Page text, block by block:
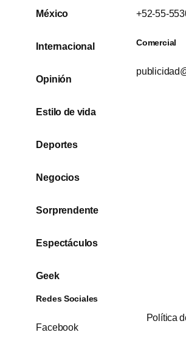
México
Internacional
Opinión
Estilo de vida
Deportes
Negocios
Sorprendente
Espectáculos
Geek
+52-55-
Comercial
Redes Sociales
Facebook
Política